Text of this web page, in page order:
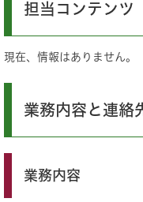
担当コンテンツ
現在、情報はありません。
業務内容と連絡
業務内容